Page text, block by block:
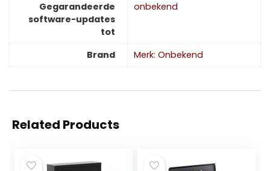
Gegarandeerde
software-updates
tot
‎onbekend
Brand Merk: Onbekend
Related Products